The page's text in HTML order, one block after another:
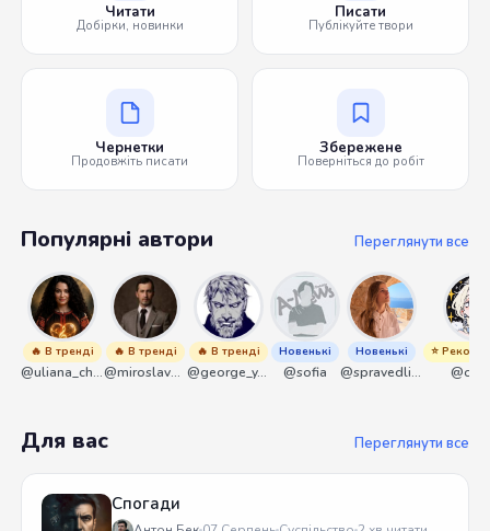
Читати
Добірки, новинки
Писати
Публікуйте твори
Чернетки
Продовжіть писати
Збережене
Поверніться до робіт
Популярні автори Переглянути все
🔥 В тренді
@uliana_chernenko
🔥 В тренді
@miroslavmaniyk
🔥 В тренді
@george_y_lawlett
Новенькі
@sofia
Новенькі
@spravedliwa
⭐
Для вас Переглянути все
Спогади